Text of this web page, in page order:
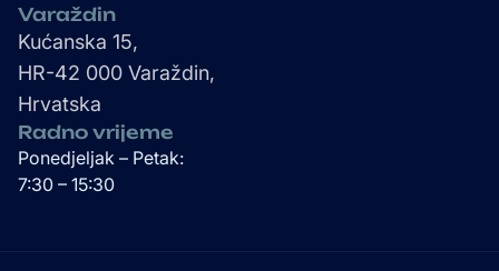
Varaždin
Kućanska 15,
HR-42 000 Varaždin,
Hrvatska
Radno vrijeme
Ponedjeljak – Petak:
7:30 – 15:30